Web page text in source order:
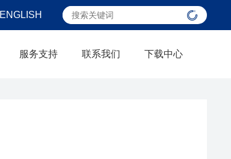
ENGLISH
服务支持 联系我们 下载中心